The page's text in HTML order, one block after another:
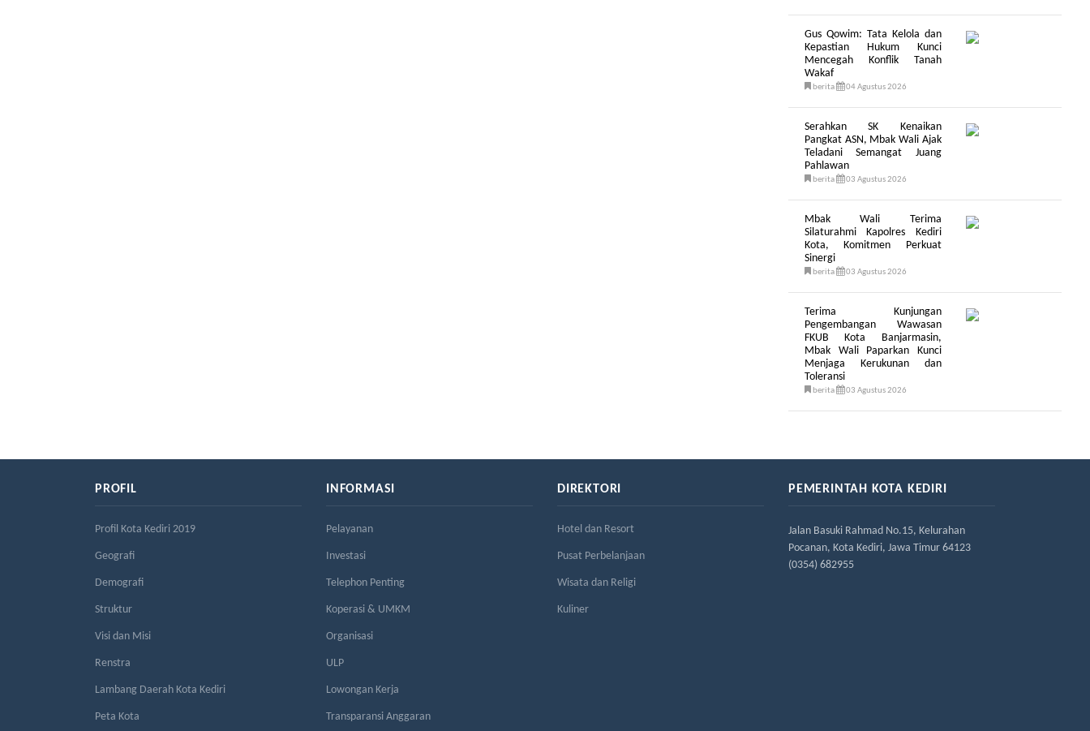
Gus Qowim: Tata Kelola dan
Kepastian Hukum Kunci
Mencegah Konflik Tanah
Wakaf
berita 04 Agustus 2026
Serahkan SK Kenaikan
Pangkat ASN, Mbak Wali Ajak
Teladani Semangat Juang
Pahlawan
berita 03 Agustus 2026
Mbak Wali Terima
Silaturahmi Kapolres Kediri
Kota, Komitmen Perkuat
Sinergi
berita 03 Agustus 2026
Terima Kunjungan
Pengembangan Wawasan
FKUB Kota Banjarmasin,
Mbak Wali Paparkan Kunci
Menjaga Kerukunan dan
Toleransi
berita 03 Agustus 2026
PROFIL
Profil Kota Kediri 2019
Geografi
Demografi
Struktur
Visi dan Misi
Renstra
Lambang Daerah Kota Kediri
Peta Kota
INFORMASI
Pelayanan
Investasi
Telephon Penting
Koperasi & UMKM
Organisasi
ULP
Lowongan Kerja
Transparansi Anggaran
DIREKTORI
Hotel dan Resort
Pusat Perbelanjaan
Wisata dan Religi
Kuliner
PEMERINTAH KOTA KEDIRI
Jalan Basuki Rahmad No.15, Kelurahan
Pocanan, Kota Kediri, Jawa Timur 64123
(0354) 682955